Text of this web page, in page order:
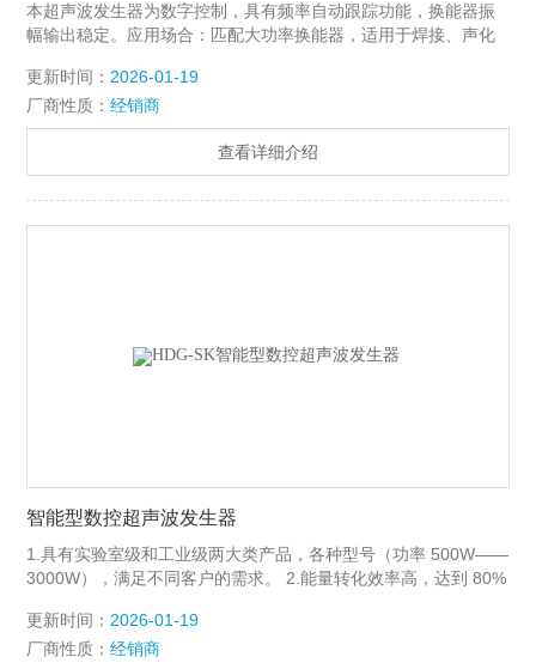
本超声波发生器为数字控制，具有频率自动跟踪功能，换能器振
幅输出稳定。应用场合：匹配大功率换能器，适用于焊接、声化
自动扫描跟踪 前后面板功能图：
更新时间： 2026-01-19
厂商性质：经销商
查看详细介绍
智能型数控超声波发生器
1.具有实验室级和工业级两大类产品，各种型号（功率 500W——
3000W），满足不同客户的需求。 2.能量转化效率高，达到 80%
发射头设计（工业级），辐射面积较传统发射头增大 2 倍以上。
4.采用智能数控超声波发生器，全数字电路控制，抗干扰能力
更新时间： 2026-01-19
厂商性质：经销商